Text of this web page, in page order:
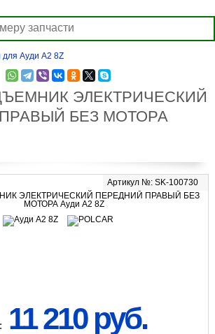
для Ауди A2 8Z
ЭЛЕКТРИЧЕСКИЙ
БЕЗ МОТОРА
Артикул №: SK-100730
11 210 руб.